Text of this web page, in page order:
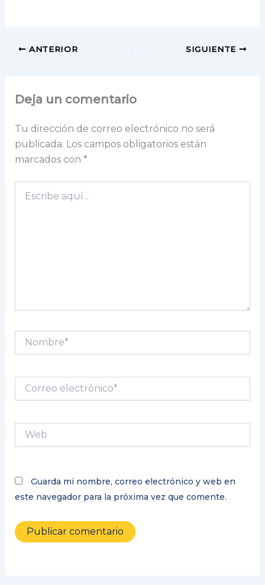
ANTERIOR SIGUIENTE
Deja un comentario
Tu dirección de correo electrónico no será
publicada. Los campos obligatorios están
marcados con *
aquí...
Nombre*
Correo
electrónico*
Web
Guarda mi nombre, correo electrónico y web en
este navegador para la próxima vez que comente.